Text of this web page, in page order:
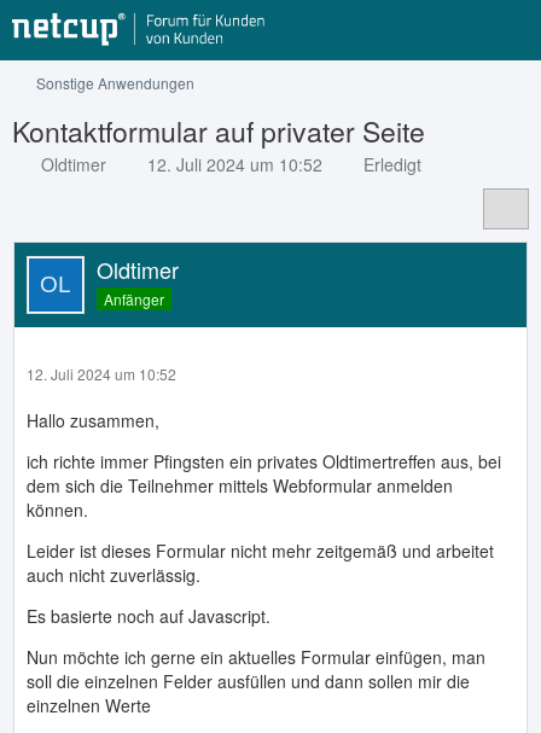
Sonstige Anwendungen
Kontaktformular auf privater Seite
Oldtimer 12. Juli 2024 um 10:52 Erledigt
Oldtimer
Anfänger
12. Juli 2024 um 10:52
Hallo zusammen,
ich richte immer Pfingsten ein privates Oldtimertreffen aus, bei
dem sich die Teilnehmer mittels Webformular anmelden
können.
Leider ist dieses Formular nicht mehr zeitgemäß und arbeitet
auch nicht zuverlässig.
Es basierte noch auf Javascript.
Nun möchte ich gerne ein aktuelles Formular einfügen, man
soll die einzelnen Felder ausfüllen und dann sollen mir die
einzelnen Werte